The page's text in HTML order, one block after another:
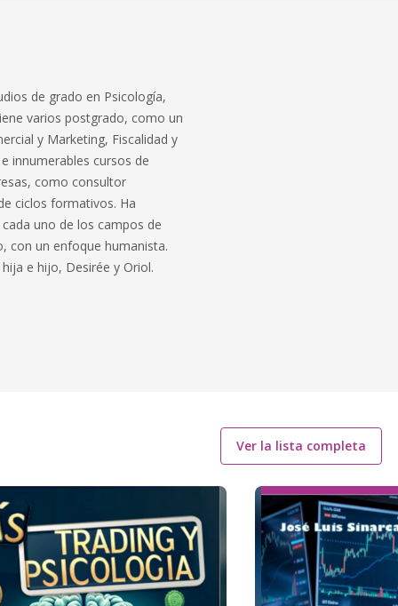
de grado en Psicología,
varios postgrado, como un
y Marketing, Fiscalidad y
innumerables cursos de
como consultor
ciclos formativos. Ha
uno de los campos de
con un enfoque humanista.
e hijo, Desirée y Oriol.
Ver la lista completa